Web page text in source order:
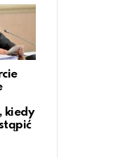
kiedy